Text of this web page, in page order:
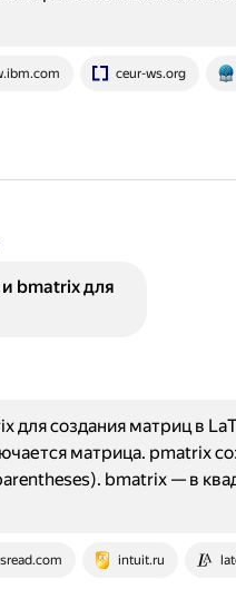
ceur-ws.org
bmatrix для
intuit.ru
создания матриц в
матрица. pmatrix
bmatrix — в